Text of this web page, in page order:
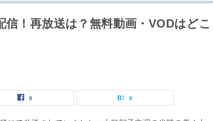
信！再放送は？無料動画・VODはどこ
0 0